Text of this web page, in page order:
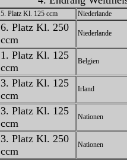
5. Platz Kl. 125 ccm Niederlande
6. Platz Kl. 250
ccm
Niederlande
1. Platz Kl. 125
ccm
Belgien
3. Platz Kl. 125
ccm
Irland
3. Platz Kl. 125
ccm
Nationen
3. Platz Kl. 250
ccm
Nationen